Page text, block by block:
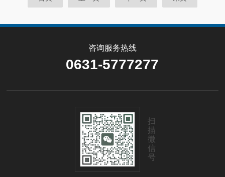
咨询服务热线
0631-5777277
扫
描
微
信
号